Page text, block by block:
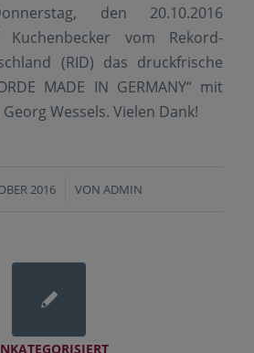
den 20.10.2016
vom Rekord-
(RID) das druckfrische
MADE IN GERMANY“ mit
Wessels. Vielen Dank!
2016
/ VON ADMIN